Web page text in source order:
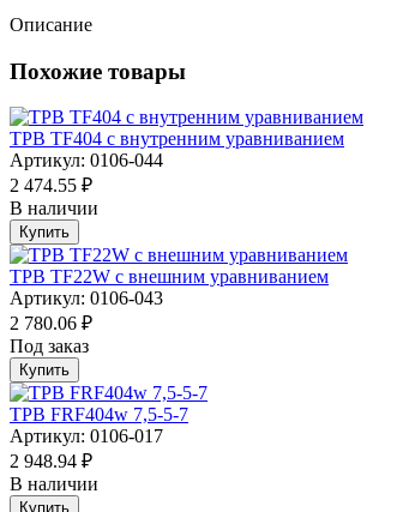
Описание
Похожие товары
ТРВ TF404 с внутренним уравниванием
Артикул: 0106-044
2 474.55 ₽
В наличии
Купить
ТРВ TF22W с внешним уравниванием
Артикул: 0106-043
2 780.06 ₽
Под заказ
Купить
ТРВ FRF404w 7,5-5-7
Артикул: 0106-017
2 948.94 ₽
В наличии
Купить